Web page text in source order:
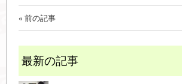
« 前の記事
最新の記事